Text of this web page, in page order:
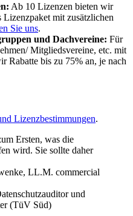
Ab 10 Lizenzen bieten wir
mit zusätzlichen
Sie uns.
und Dachvereine: Für
Mitgliedsvereine, etc. mit
Rabatte bis zu 75% an, je nach
Lizenzbestimmungen.
Ersten, was die
wird. Sie sollte daher
LL.M. commercial
und
(TüV Süd)